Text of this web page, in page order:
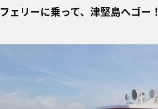
フェリーに乗って、津堅島へゴー！